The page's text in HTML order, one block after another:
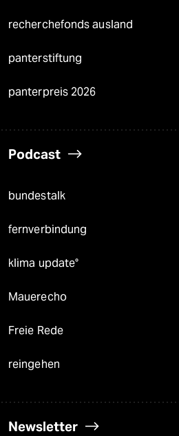
recherchefonds ausland
panterstiftung
panterpreis 2026
Podcast
bundestalk
fernverbindung
klima update°
Mauerecho
Freie Rede
reingehen
Newsletter